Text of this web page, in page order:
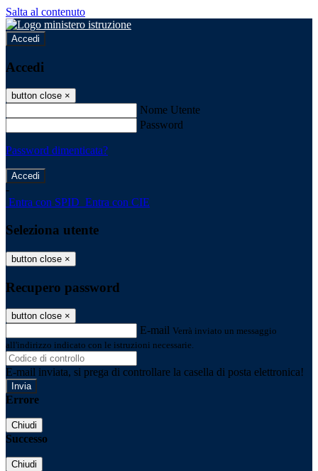
Salta al contenuto
Accedi
Accedi
button close ×
Nome Utente
Password
Password dimenticata?
-
Entra con SPID Entra con CIE
Seleziona utente
button close ×
Recupero password
button close ×
E-mail Verrà inviato un messaggio
all'indirizzo indicato con le istruzioni necessarie.
E-mail inviata, si prega di controllare la casella di posta elettronica!
Errore
Chiudi
Successo
Chiudi